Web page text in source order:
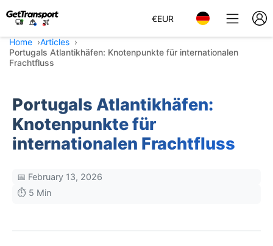
€EUR
Home
Articles
Portugals Atlantikhäfen: Knotenpunkte für internationalen
Frachtfluss
Portugals Atlantikhäfen:
Knotenpunkte für
internationalen Frachtfluss
📅 February 13, 2026
⏱️ 5 Min